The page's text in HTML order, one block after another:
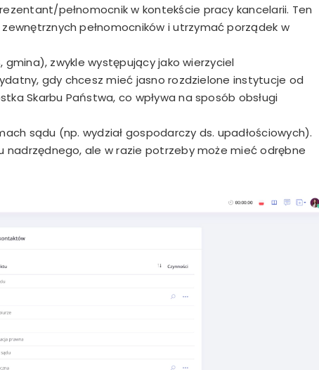
pełnomocnik w kontekście pracy kancelarii. Ten
pełnomocników i utrzymać porządek w
gmina), zwykle występujący jako wierzyciel
gdy chcesz mieć jasno rozdzielone instytucje od
Skarbu Państwa, co wpływa na sposób obsługi
sądu (np. wydział gospodarczy ds. upadłościowych).
nadrzędnego, ale w razie potrzeby może mieć odrębne